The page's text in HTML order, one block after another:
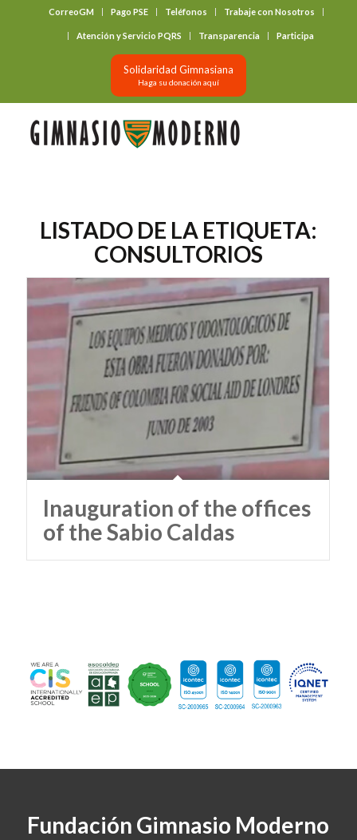
CorreoGM Pago PSE Teléfonos Trabaje con Nosotros
Atención y Servicio PQRS Transparencia Participa
Solidaridad Gimnasiana
Haga su donación aquí
LISTADO DE LA ETIQUETA:
CONSULTORIOS
Inauguration of the offices
of the Sabio Caldas
Fundación Gimnasio Moderno